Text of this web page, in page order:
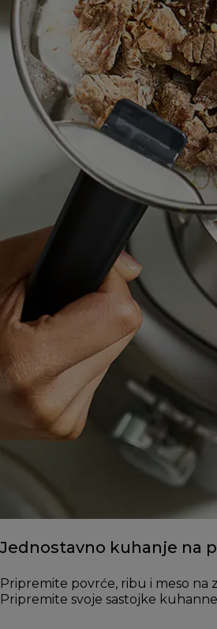
Jednostavno kuhanje na
Pripremite povrće, ribu i meso
Pripremite svoje sastojke